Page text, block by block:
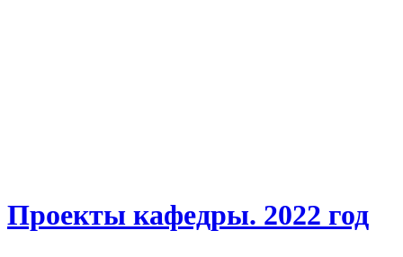
Проекты кафедры. 2022 год